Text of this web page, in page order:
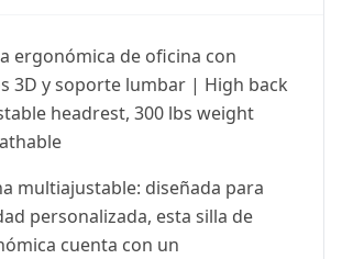
ergonómica de oficina con
3D y soporte lumbar | High back
headrest, 300 lbs weight
multiajustable: diseñada para
personalizada, esta silla de
cuenta con un